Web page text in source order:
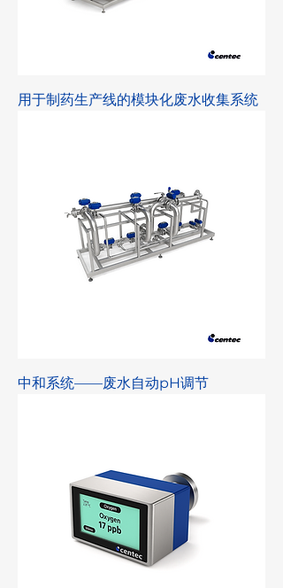
用于制药生产线的模块化废水收集系统
中和系统——废水自动pH调节